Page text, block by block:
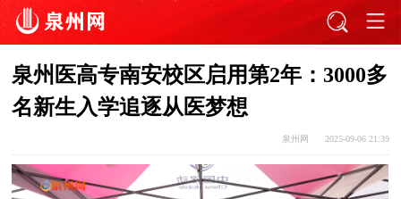
泉州医高专南安校区启用第2年：3000多
名新生入学追逐从医梦想
泉州网 2025-09-06 21:39